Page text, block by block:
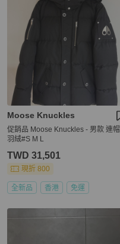
Moose Knuckles
促銷品 Moose Knuckles - 男款 連帽
羽絨#S M L
TWD 31,501
現折 800
全新品 香港 免運